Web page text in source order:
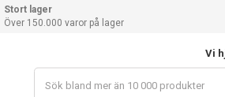
Stort lager
Över 150.000 varor på lager
Vi